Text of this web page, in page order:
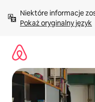
treści Pokaż oryginalny język